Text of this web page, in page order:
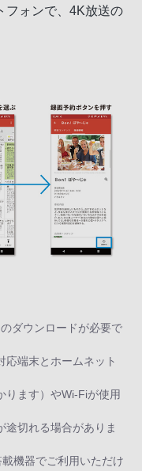
フォンで、4K放送の
ダウンロードが必要で
端末とホームネット
ます）やWi-Fiが使用
切れる場合がありま
機器でご利用いただけ